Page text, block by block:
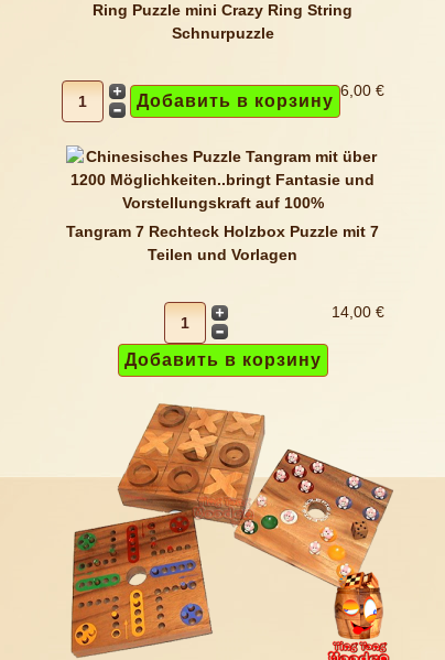
Ring Puzzle mini Crazy Ring String
Schnurpuzzle
6,00 €
Tangram 7 Rechteck Holzbox Puzzle mit 7
Teilen und Vorlagen
14,00 €